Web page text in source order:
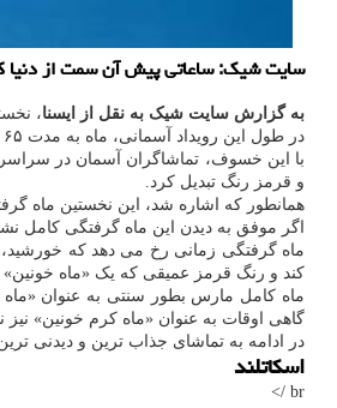
سایت شیک: ساعاتی پیش آن سمت از دنیا
به گزارش سایت شیک به نقل از ایسنا، نخستین ماه گرفتگی
در طول این رویداد آسمانی، ماه به مدت ۶۵ دقیقه در سایه زمین فرو رفت و رنگ مایل به قرمز تیره به خود گرفت که به آن «ماه خونین» می گویند.
با این خسوف، تماشاگران آسمان در
و قرمز رنگ تبدیل کرد.
همانطور که اشاره شد، این نخستین ماه گرفتگی کامل از سال 2022 بود و عکاسان قرار نبود این فرصت
اگر موفق به دیدن این ماه گرفتگی کامل
ماه گرفتگی زمانی رخ می دهد که
کند و رنگ قرمز عمیقی که یک «ماه خونین»
ماه کامل مارس بطور سنتی به عنوان
گاهی اوقات به عنوان «ماه کرم خونین» نیز
در ادامه به تماشای جذاب ترین و دیدنی
اسکاتلند
br />